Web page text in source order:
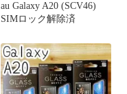
au Galaxy A20 (SCV46)
SIMロック解除済